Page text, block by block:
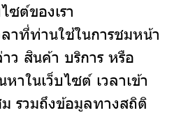
ซต์ของเรา
าที่ท่านใช้ในการชมหน้า
ว สินค้า บริการ หรือ
ในเว็บไซต์ เวลาเข้า
รวมถึงข้อมูลทางสถิติ